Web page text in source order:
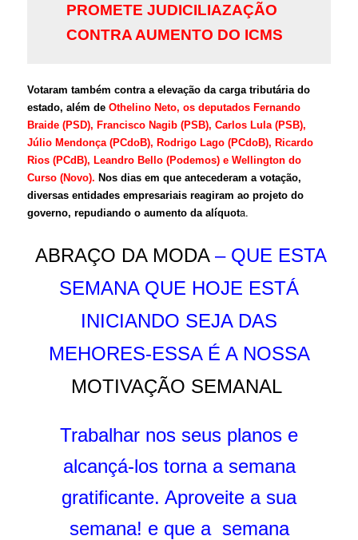
PROMETE JUDICILIAZAÇÃO
CONTRA AUMENTO DO ICMS
Votaram também contra a elevação da carga tributária do
estado, além deOthelino Neto, os deputados Fernando
Braide (PSD), Francisco Nagib (PSB), Carlos Lula (PSB),
Júlio Mendonça (PCdoB), Rodrigo Lago (PCdoB), Ricardo
Rios (PCdB), Leandro Bello (Podemos) e Wellington do
Curso (Novo). Nos dias em que antecederam a votação,
diversas entidades empresariais reagiram ao projeto do
governo, repudiando o aumento da alíquota.
ABRAÇO DA MODA– QUE ESTA
SEMANA QUE HOJE ESTÁ
INICIANDO SEJA DAS
MEHORES-ESSA É A NOSSA
MOTIVAÇÃO SEMANAL
Trabalhar nos seus planos e
alcançá-los torna a semana
gratificante. Aproveite a sua
semana! e que a semana